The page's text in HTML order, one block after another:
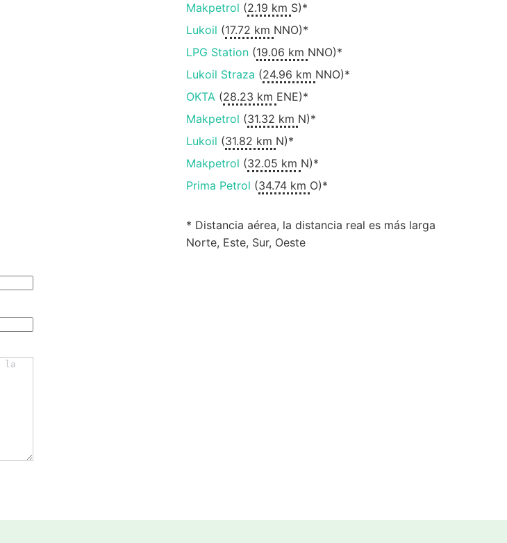
Makpetrol (2.19 km S)*
Lukoil (17.72 km NNO)*
LPG Station(19.06 km NNO)*
Lukoil Straza (24.96 km NNO)*
OKTA(28.23 km ENE)*
Makpetrol (31.32 km N)*
Lukoil (31.82 km N)*
Makpetrol (32.05 km N)*
Prima Petrol (34.74 km O)*
* Distancia aérea, la distancia real es más larga
Norte, Este, Sur, Oeste